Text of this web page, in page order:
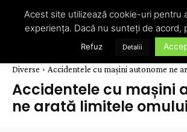
Diverse Accidentele cu mașini autonome ne
Accidentele cu mașini
ne arată limitele omului
Acest site utilizează cookie-uri pentru
experiența. Dacă nu sunteți de acord,
Refuz Detalii